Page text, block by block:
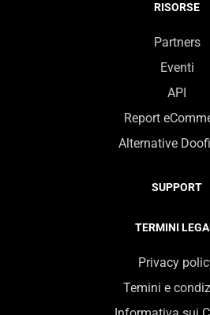
RISORSE
Partners
Eventi
API
Report
Alternative
SUPPORT
TERMINI
Privacy
Temini e